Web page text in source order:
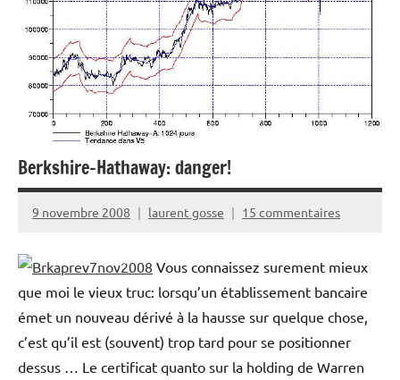
Berkshire-Hathaway: danger!
9 novembre 2008 laurent gosse 15 commentaires
Vous connaissez surement mieux
que moi le vieux truc: lorsqu’un établissement bancaire
émet un nouveau dérivé à la hausse sur quelque chose,
c’est qu’il est (souvent) trop tard pour se positionner
dessus … Le certificat quanto sur la holding de Warren